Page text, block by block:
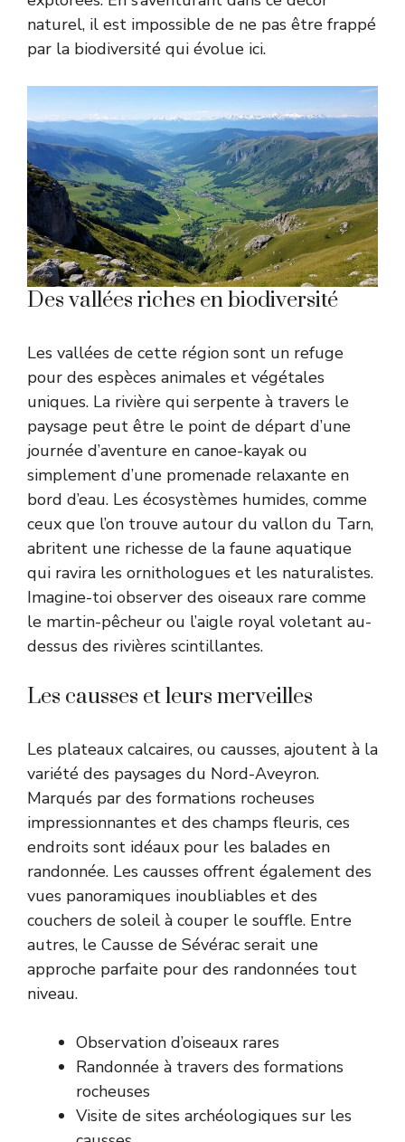
naturel, il est impossible de ne pas être frappé
par la biodiversité qui évolue ici.
Des vallées riches en biodiversité
Les vallées de cette région sont un refuge
pour des espèces animales et végétales
uniques. La rivière qui serpente à travers le
paysage peut être le point de départ d’une
journée d’aventure en canoe-kayak ou
simplement d’une promenade relaxante en
bord d’eau. Les écosystèmes humides, comme
ceux que l’on trouve autour du vallon du Tarn,
abritent une richesse de la faune aquatique
qui ravira les ornithologues et les naturalistes.
Imagine-toi observer des oiseaux rare comme
le martin-pêcheur ou l’aigle royal voletant au-
dessus des rivières scintillantes.
Les causses et leurs merveilles
Les plateaux calcaires, ou causses, ajoutent à la
variété des paysages du Nord-Aveyron.
Marqués par des formations rocheuses
impressionnantes et des champs fleuris, ces
endroits sont idéaux pour les balades en
randonnée. Les causses offrent également des
vues panoramiques inoubliables et des
couchers de soleil à couper le souffle. Entre
autres, le Causse de Sévérac serait une
approche parfaite pour des randonnées tout
niveau.
Observation d’oiseaux rares
Randonnée à travers des formations
rocheuses
Visite de sites archéologiques sur les